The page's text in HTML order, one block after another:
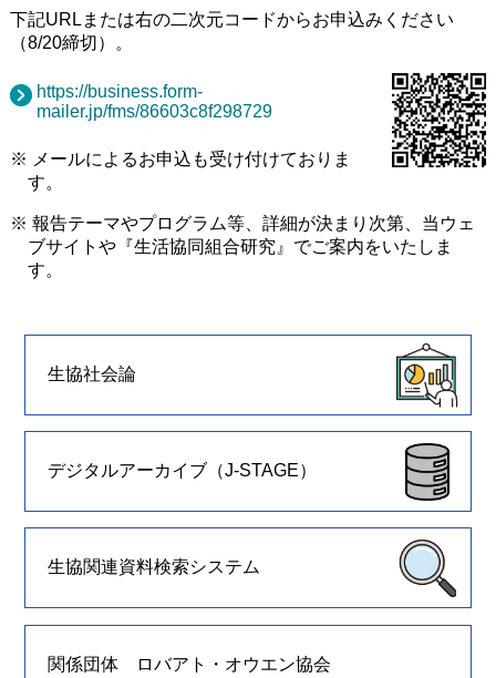
下記URLまたは右の二次元コードからお申込みください
（8/20締切）。
https://business.form-
mailer.jp/fms/86603c8f298729
※ メールによるお申込も受け付けておりま
す。
※ 報告テーマやプログラム等、詳細が決まり次第、当ウェ
ブサイトや『生活協同組合研究』でご案内をいたしま
す。
生協社会論
デジタルアーカイブ（J-STAGE）
生協関連資料検索システム
関係団体 ロバアト・オウエン協会